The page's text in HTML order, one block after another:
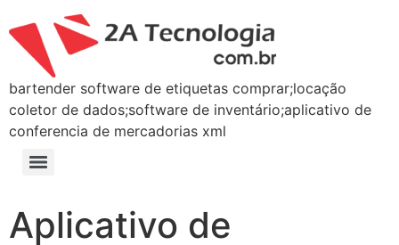
bartender software de etiquetas comprar;locação
coletor de dados;software de inventário;aplicativo de
conferencia de mercadorias xml
Aplicativo de